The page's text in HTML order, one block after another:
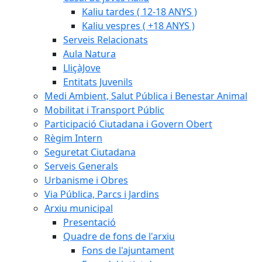
Kaliu tardes ( 12-18 ANYS )
Kaliu vespres ( +18 ANYS )
Serveis Relacionats
Aula Natura
LliçàJove
Entitats Juvenils
Medi Ambient, Salut Pública i Benestar Animal
Mobilitat i Transport Públic
Participació Ciutadana i Govern Obert
Règim Intern
Seguretat Ciutadana
Serveis Generals
Urbanisme i Obres
Via Pública, Parcs i Jardins
Arxiu municipal
Presentació
Quadre de fons de l'arxiu
Fons de l'ajuntament